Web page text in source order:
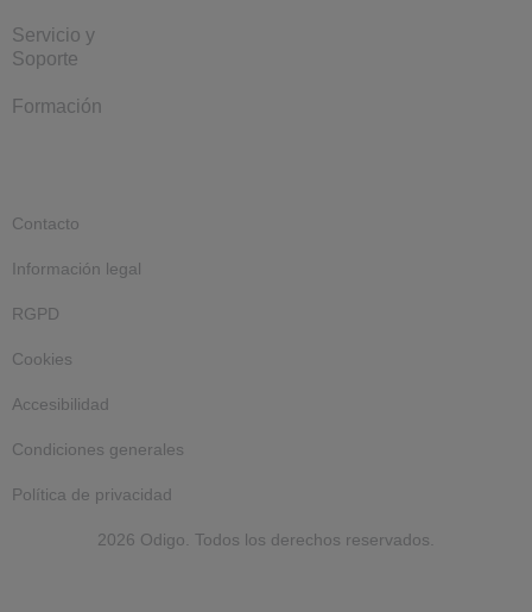
Servicio y
Soporte
Formación
2026 Odigo. Todos los derechos reservados.
Contacto
Información legal
RGPD
Cookies
Accesibilidad
Condiciones generales
Política de privacidad